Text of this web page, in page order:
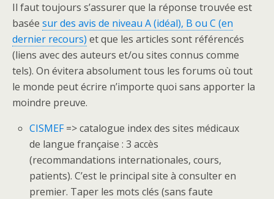
Il faut toujours s’assurer que la réponse trouvée est
basée sur des avis de niveau A (idéal), B ou C (en
dernier recours) et que les articles sont référencés
(liens avec des auteurs et/ou sites connus comme
tels). On évitera absolument tous les forums où tout
le monde peut écrire n’importe quoi sans apporter la
moindre preuve.
CISMEF=> catalogue index des sites médicaux
de langue française : 3 accès
(recommandations internationales, cours,
patients). C’est le principal site à consulter en
premier. Taper les mots clés (sans faute